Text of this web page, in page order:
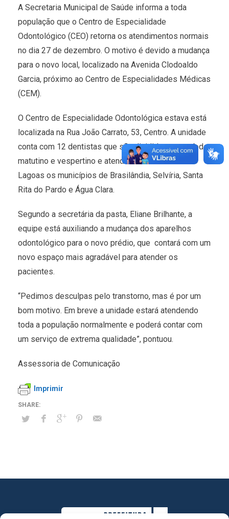
A Secretaria Municipal de Saúde informa a toda
população que o Centro de Especialidade
Odontológico (CEO) retorna os atendimentos normais
no dia 27 de dezembro. O motivo é devido a mudança
para o novo local, localizado na Avenida Clodoaldo
Garcia, próximo ao Centro de Especialidades Médicas
(CEM).
O Centro de Especialidade Odontológica estava está
localizada na Rua João Carrato, 53, Centro. A unidade
conta com 12 dentistas que são divididos no período
matutino e vespertino e atendem além de Três
Lagoas os municípios de Brasilândia, Selvíria, Santa
Rita do Pardo e Água Clara.
Segundo a secretária da pasta, Eliane Brilhante, a
equipe está auxiliando a mudança dos aparelhos
odontológico para o novo prédio, que contará com um
novo espaço mais agradável para atender os
pacientes.
“Pedimos desculpas pelo transtorno, mas é por um
bom motivo. Em breve a unidade estará atendendo
toda a população normalmente e poderá contar com
um serviço de extrema qualidade”, pontuou.
Assessoria de Comunicação
Imprimir